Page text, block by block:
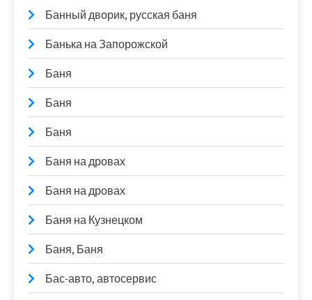
Банный дворик, русская баня
Банька на Запорожской
Баня
Баня
Баня
Баня на дровах
Баня на дровах
Баня на Кузнецком
Баня, Баня
Бас-авто, автосервис